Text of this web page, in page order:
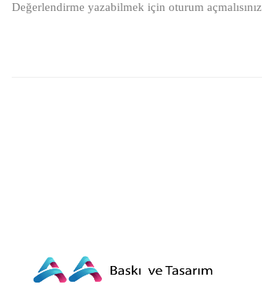
Değerlendirme yazabilmek için oturum açmalısınız